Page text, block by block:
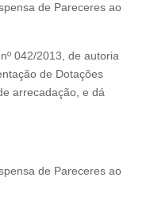
de Pareceres ao
042/2013, de autoria
de Dotações
arrecadação, e dá
de Pareceres ao